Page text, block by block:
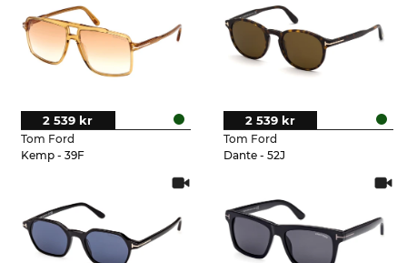
Tom Ford
Kemp - 39F
2 539 kr
Tom Ford
Dante - 52J
2 539 kr